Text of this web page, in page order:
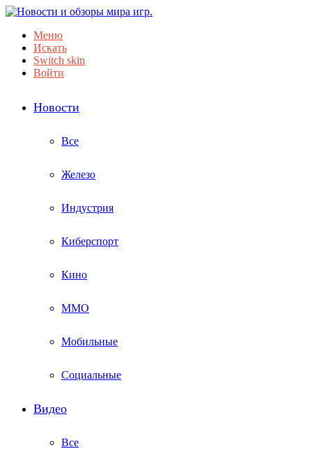
Меню
Искать
Switch skin
Войти
Новости
Все
Железо
Индустрия
Киберспорт
Кино
ММО
Мобильные
Социальные
Видео
Все